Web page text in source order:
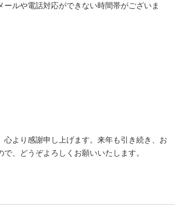
ルや電話対応ができない時間帯がございま
より感謝申し上げます。来年も引き続き、お
、どうぞよろしくお願いいたします。